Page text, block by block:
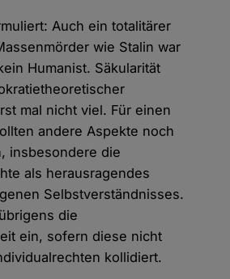
Auch ein totalitärer
wie Stalin war
Humanist. Säkularität
mal nicht viel. Für einen
andere Aspekte noch
insbesondere die
als herausragendes
Selbstverständnisses.
die
ein, sofern diese nicht
kollidiert.